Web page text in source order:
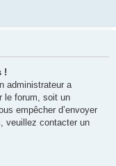
!
administrateur a
le forum, soit un
empêcher d’envoyer
veuillez contacter un